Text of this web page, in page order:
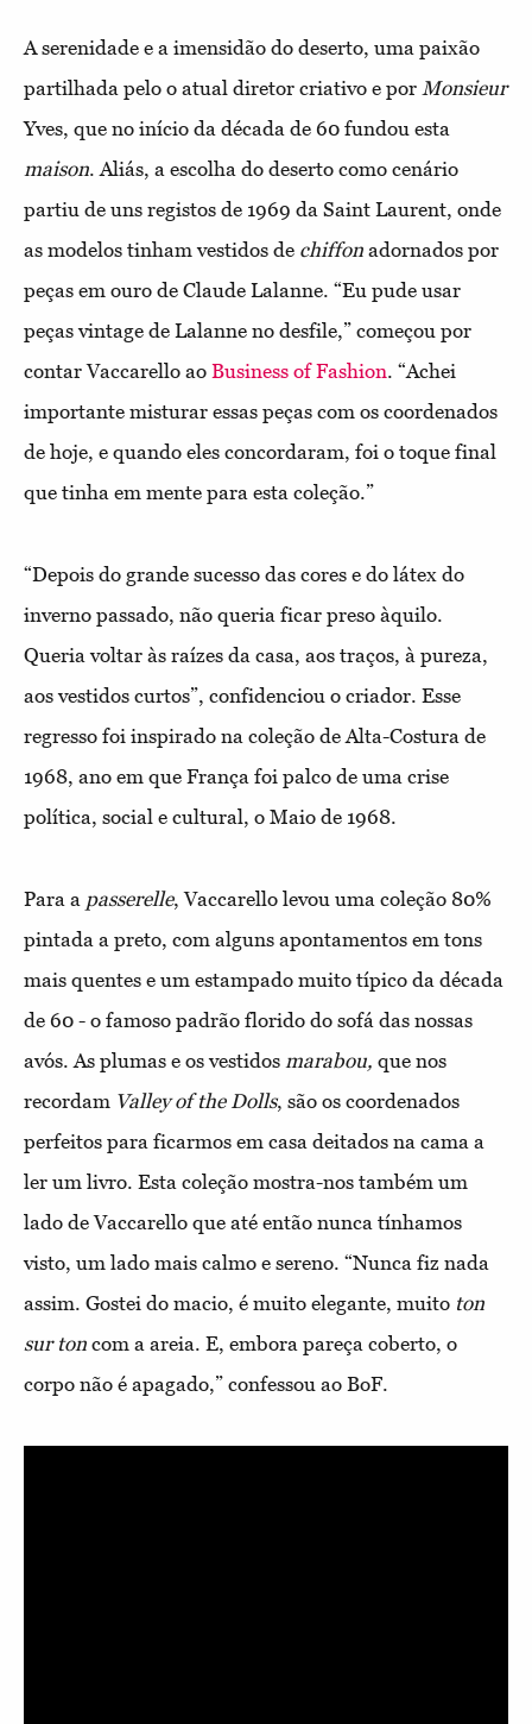
A serenidade e a imensidão do deserto, uma paixão
partilhada pelo o atual diretor criativo e por Monsieur
Yves, que no início da década de 60 fundou esta
maison. Aliás, a escolha do deserto como cenário
partiu de uns registos de 1969 da Saint Laurent, onde
as modelos tinham vestidos de chiffon adornados por
peças em ouro de Claude Lalanne. “Eu pude usar
peças vintage de Lalanne no desfile,” começou por
contar Vaccarello ao Business of Fashion. “Achei
importante misturar essas peças com os coordenados
de hoje, e quando eles concordaram, foi o toque final
que tinha em mente para esta coleção.”
“Depois do grande sucesso das cores e do látex do
inverno passado, não queria ficar preso àquilo.
Queria voltar às raízes da casa, aos traços, à pureza,
aos vestidos curtos”, confidenciou o criador. Esse
regresso foi inspirado na coleção de Alta-Costura de
1968, ano em que França foi palco de uma crise
política, social e cultural, o Maio de 1968.
Para a passerelle, Vaccarello levou uma coleção 80%
pintada a preto, com alguns apontamentos em tons
mais quentes e um estampado muito típico da década
de 60 - o famoso padrão florido do sofá das nossas
avós. As plumas e os vestidos marabou, que nos
recordam Valley of the Dolls, são os coordenados
perfeitos para ficarmos em casa deitados na cama a
ler um livro. Esta coleção mostra-nos também um
lado de Vaccarello que até então nunca tínhamos
visto, um lado mais calmo e sereno. “Nunca fiz nada
assim. Gostei do macio, é muito elegante, muito ton
sur ton com a areia. E, embora pareça coberto, o
corpo não é apagado,” confessou ao BoF.